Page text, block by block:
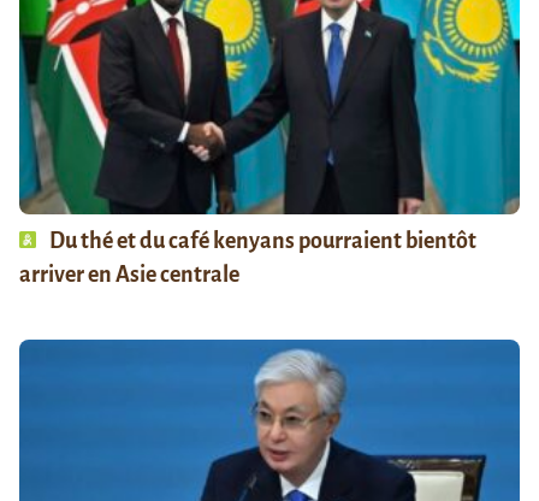
Du thé et du café kenyans pourraient bientôt
arriver en Asie centrale